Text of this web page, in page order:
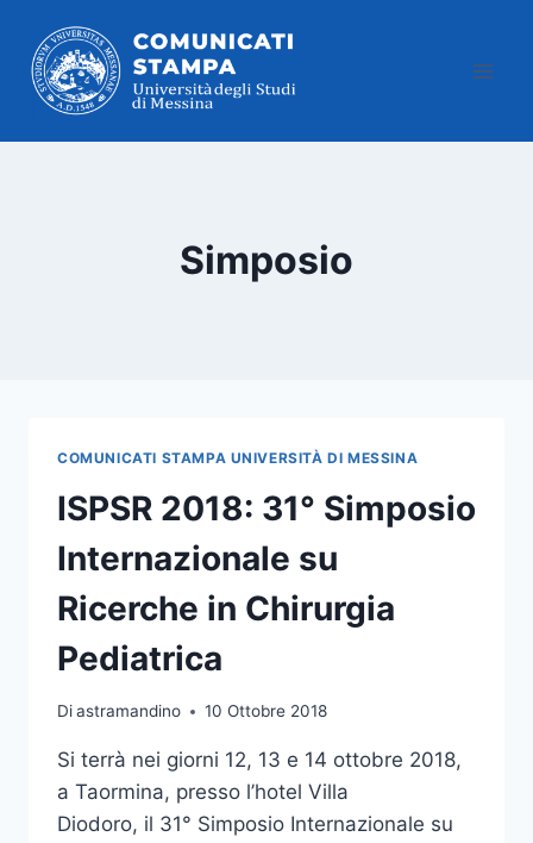
contenuto
Simposio
COMUNICATI STAMPA UNIVERSITÀ DI MESSINA
ISPSR 2018: 31° Simposio
Internazionale su
Ricerche in Chirurgia
Pediatrica
Diastramandino 10 Ottobre 2018
Si terrà nei giorni 12, 13 e 14 ottobre 2018,
a Taormina, presso l’hotel Villa
Diodoro, il 31° Simposio Internazionale su